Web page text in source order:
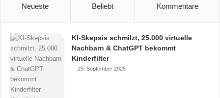
Neueste Beliebt Kommentare
KI-Skepsis schmilzt, 25.000 virtuelle
Nachbarn & ChatGPT bekommt
Kinderfilter
25. September 2025